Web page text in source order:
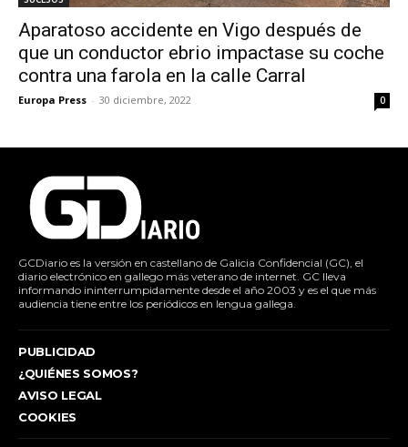
Aparatoso accidente en Vigo después de
que un conductor ebrio impactase su coche
contra una farola en la calle Carral
Europa Press - 30 diciembre, 2022 0
GCDiario es la versión en castellano de Galicia Confidencial (GC), el
diario electrónico en gallego más veterano de internet. GC lleva
informando ininterrumpidamente desde el año 2003 y es el que más
audiencia tiene entre los periódicos en lengua gallega.
PUBLICIDAD
¿QUIÉNES SOMOS?
AVISO LEGAL
COOKIES